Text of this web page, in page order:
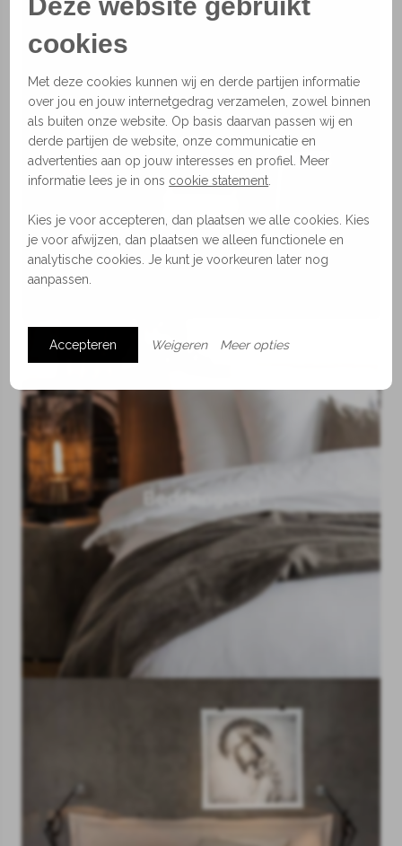
Lampen
Beddengoed
cookies
Met deze cookies kunnen wij en derde partijen informatie
over jou en jouw internetgedrag verzamelen, zowel binnen
als buiten onze website. Op basis daarvan passen wij en
derde partijen de website, onze communicatie en
advertenties aan op jouw interesses en profiel. Meer
informatie lees je in ons cookie statement
Kies je voor accepteren, dan plaatsen we alle cookies. Kies
je voor afwijzen, dan plaatsen we alleen functionele en
analytische cookies. Je kunt je voorkeuren later nog
aanpassen.
Accepteren Weigeren Meer opties